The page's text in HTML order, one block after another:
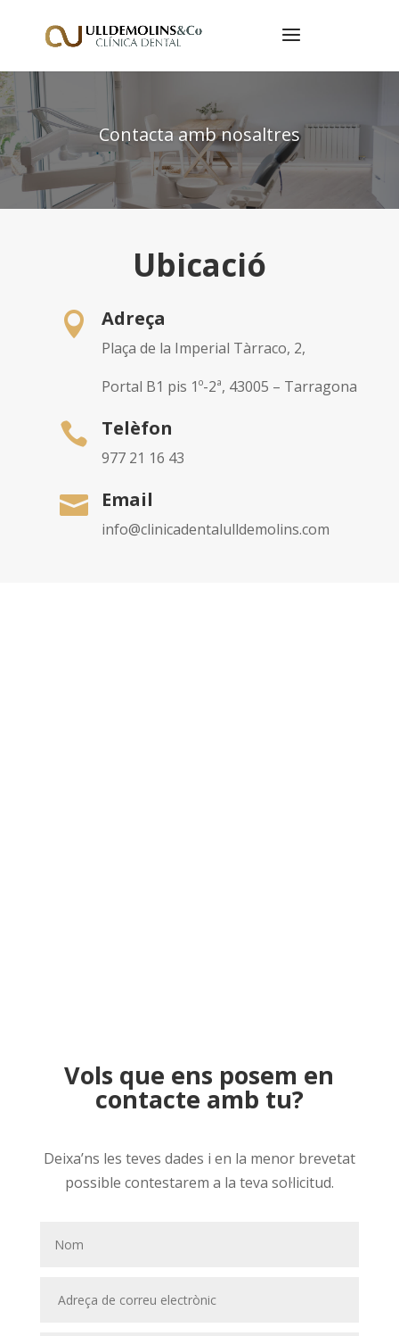
Contacta amb nosaltres
Ubicació
 Adreça
Plaça de la Imperial Tàrraco, 2,
Portal B1 pis 1º-2ª, 43005 – Tarragona
 Telèfon
977 21 16 43
 Email
info@clinicadentalulldemolins.com
Vols que ens posem en
contacte amb tu?
Deixa’ns les teves dades i en la menor brevetat
possible contestarem a la teva sol·licitud.